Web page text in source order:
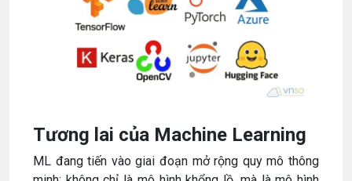
Tương lai của Machine Learning
ML đang tiến vào giai đoạn mở rộng quy mô thông